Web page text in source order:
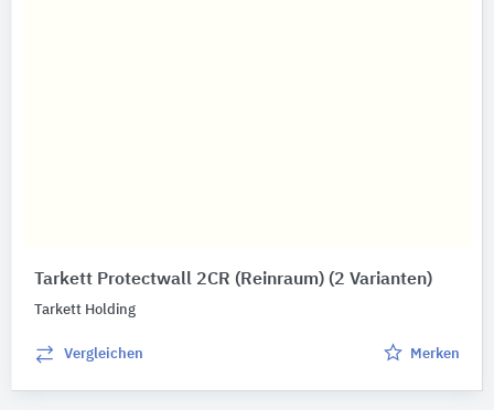
Tarkett Protectwall 2CR (Reinraum) (2 Varianten)
Tarkett Holding
Vergleichen Merken